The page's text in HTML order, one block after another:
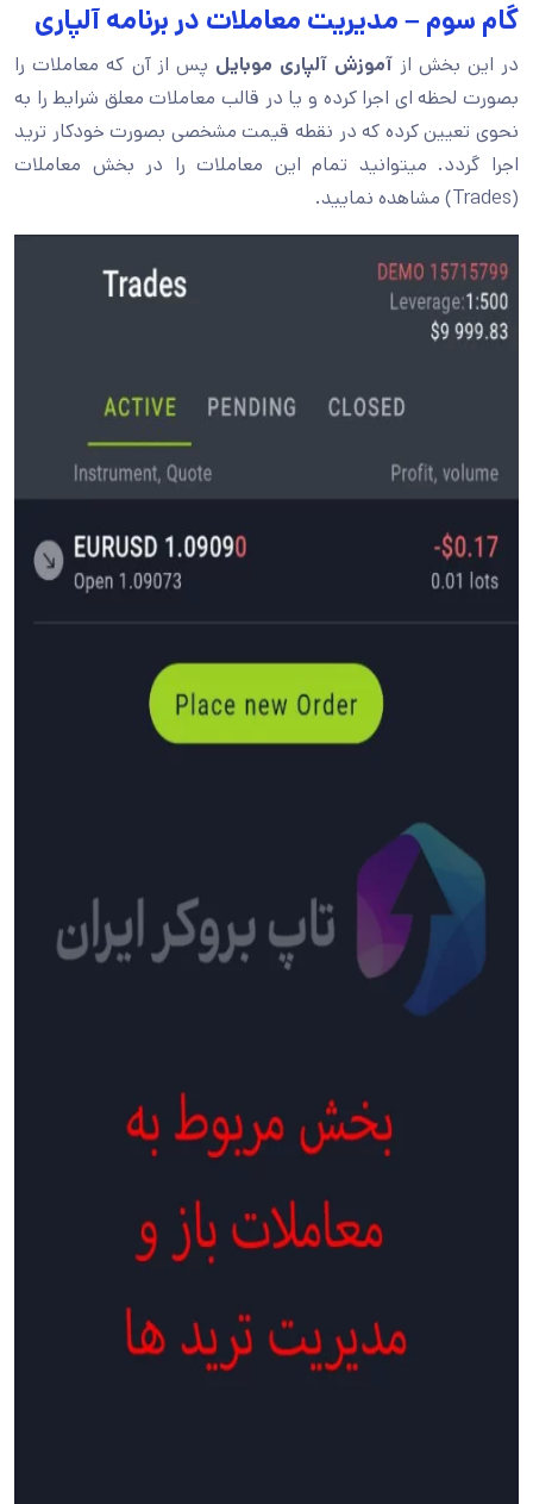
گام سوم – مدیریت معاملات در برنامه آلپاری
در این بخش از آموزش آلپاری موبایل پس از آن که معاملات را
بصورت لحظه ای اجرا کرده و یا در قالب معاملات معلق شرایط را به
نحوی تعیین کرده که در نقطه قیمت مشخصی بصورت خودکار ترید
اجرا گردد. میتوانید تمام این معاملات را در بخش معاملات
(Trades) مشاهده نمایید.